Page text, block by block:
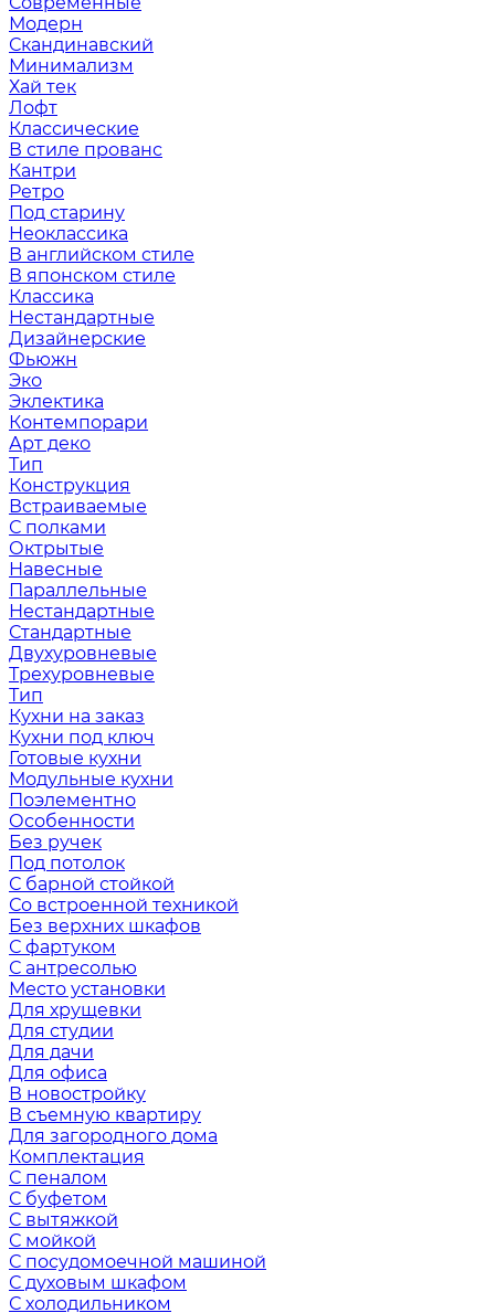
Модерн
Скандинавский
Минимализм
Хай тек
Лофт
Классические
В стиле прованс
Кантри
Ретро
Под старину
Неоклассика
В английском стиле
В японском стиле
Классика
Нестандартные
Дизайнерские
Фьюжн
Эко
Эклектика
Контемпорари
Арт деко
Тип
Конструкция
Встраиваемые
С полками
Октрытые
Навесные
Параллельные
Нестандартные
Стандартные
Двухуровневые
Трехуровневые
Тип
Кухни на заказ
Кухни под ключ
Готовые кухни
Модульные кухни
Поэлементно
Особенности
Без ручек
Под потолок
С барной стойкой
Со встроенной техникой
Без верхних шкафов
С фартуком
С антресолью
Место установки
Для хрущевки
Для студии
Для дачи
Для офиса
В новостройку
В съемную квартиру
Для загородного дома
Комплектация
С пеналом
С буфетом
С вытяжкой
С мойкой
С посудомоечной машиной
С духовым шкафом
С холодильником